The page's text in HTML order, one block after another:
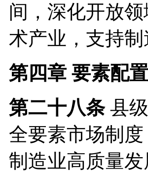
间，深化开放
术产业，支持
第四章 要素配置
第二十八条县
全要素市场制
制造业高质量